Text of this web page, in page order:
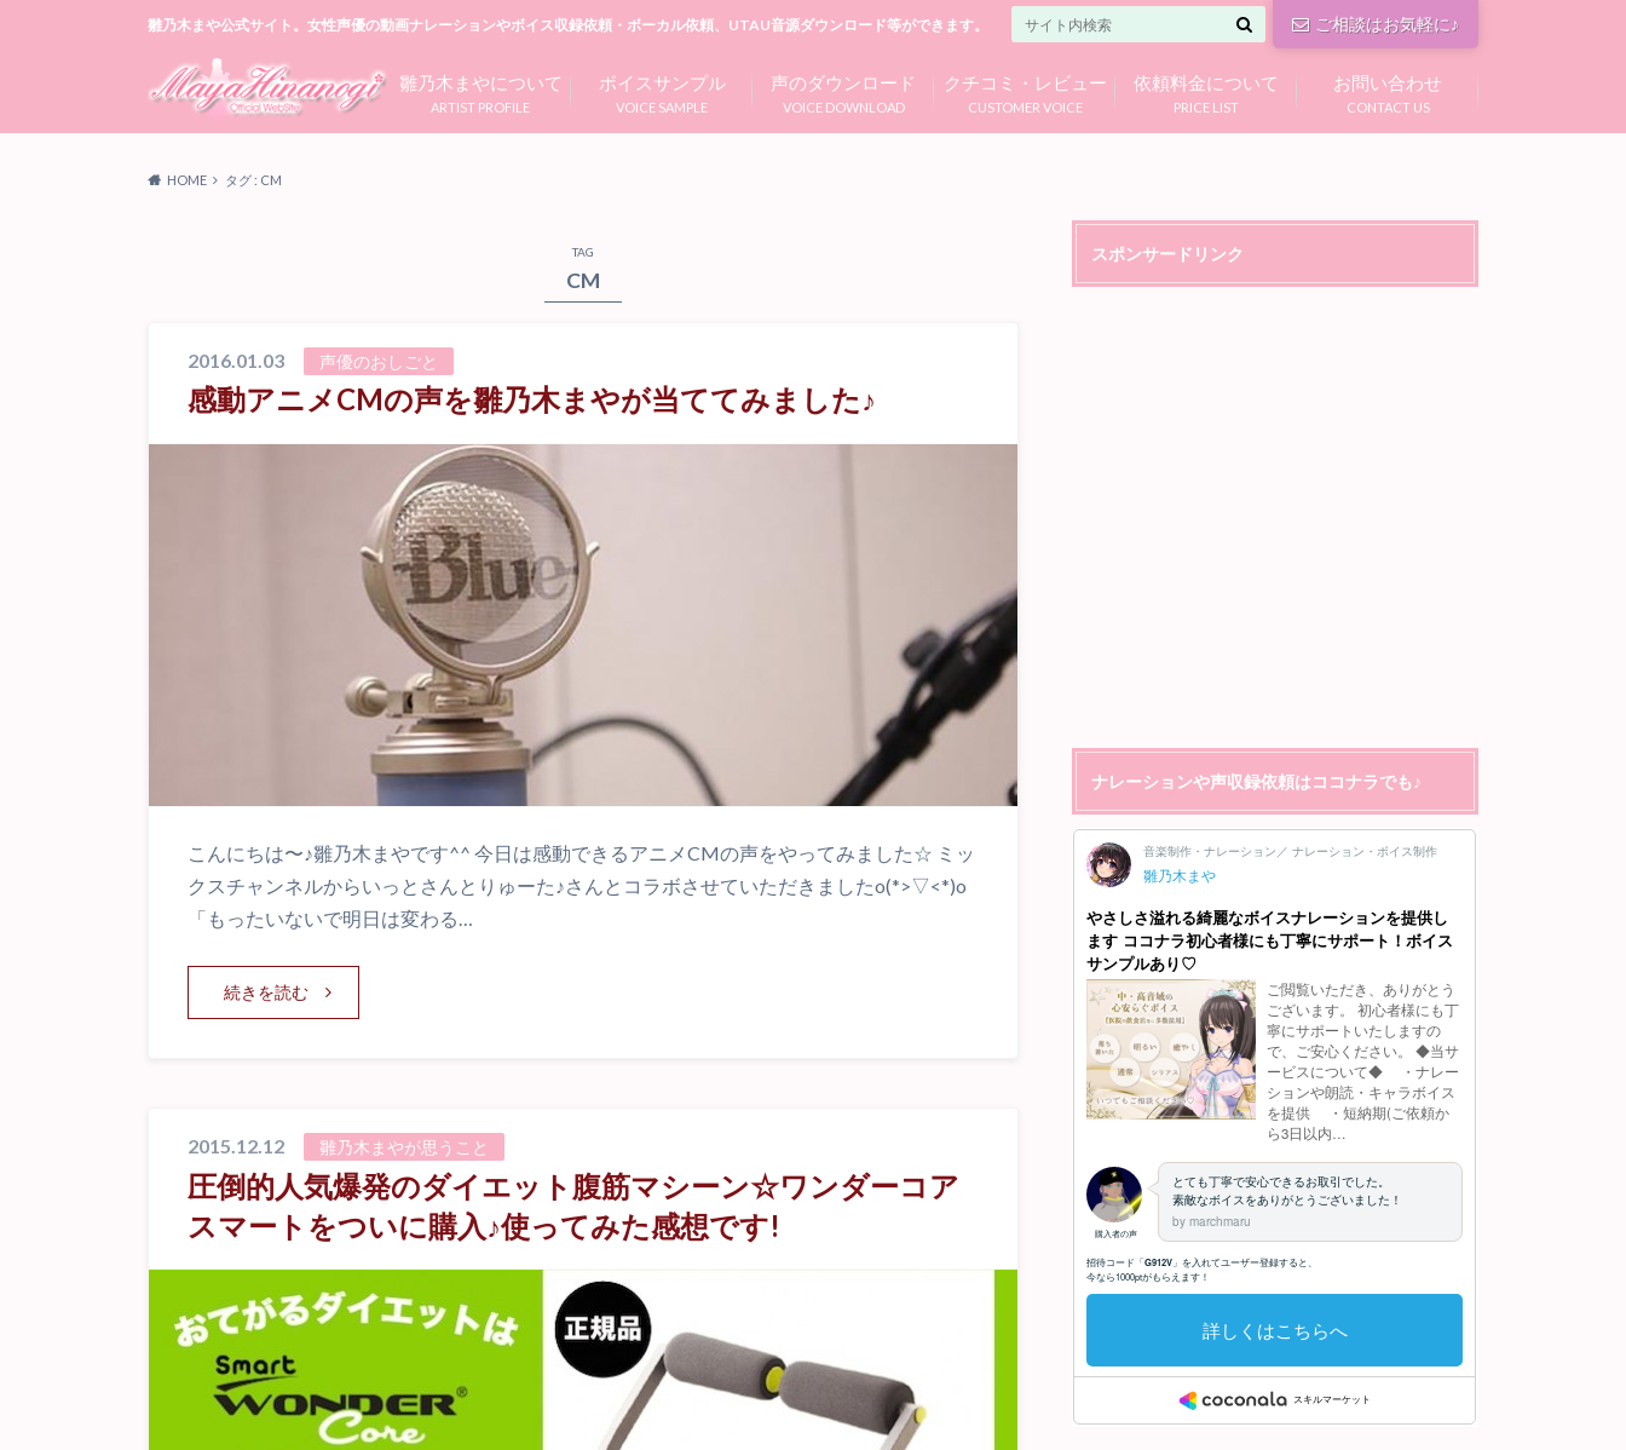
雛乃木まや公式サイト。女性声優の動画ナレーションやボイス収録依頼・ボーカル依頼、UTAU音源ダウンロード等ができます。 ご相談はお気軽に♪
ARTIST PROFILE
雛乃木まやについて
VOICE SAMPLE
ボイスサンプル
VOICE DOWNLOAD
声のダウンロード
CUSTOMER VOICE
クチコミ・レビュー
PRICE LIST
依頼料金について
CONTACT US
お問い合わせ
HOME タグ : CM
TAG
CM
2016.01.03 声優のおしごと
感動アニメCMの声を雛乃木まやが当ててみました♪
こんにちは〜♪雛乃木まやです^^ 今日は感動できるアニメCMの声をやってみました☆ ミッ
クスチャンネルからいっとさんとりゅーた♪さんとコラボさせていただきましたo(*>▽<*)o
「もったいないで明日は変わる…
続きを読む
2015.12.12 雛乃木まやが思うこと
圧倒的人気爆発のダイエット腹筋マシーン☆ワンダーコア
スマートをついに購入♪使ってみた感想です!
スポンサードリンク
ナレーションや声収録依頼はココナラでも♪